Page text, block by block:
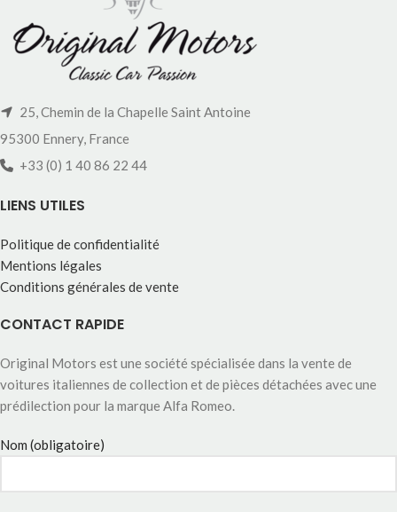
25, Chemin de la Chapelle Saint Antoine
95300 Ennery, France
+33 (0) 1 40 86 22 44
LIENS UTILES
Politique de confidentialité
Mentions légales
Conditions générales de vente
CONTACT RAPIDE
Original Motors est une société spécialisée dans la vente de
voitures italiennes de collection et de pièces détachées avec une
prédilection pour la marque Alfa Romeo.
Nom (obligatoire)